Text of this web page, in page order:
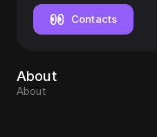
Contacts
About
About